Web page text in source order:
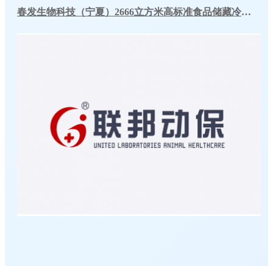
春发生物科技（宁夏）2666立方米高标准食品储藏冷库工程案例